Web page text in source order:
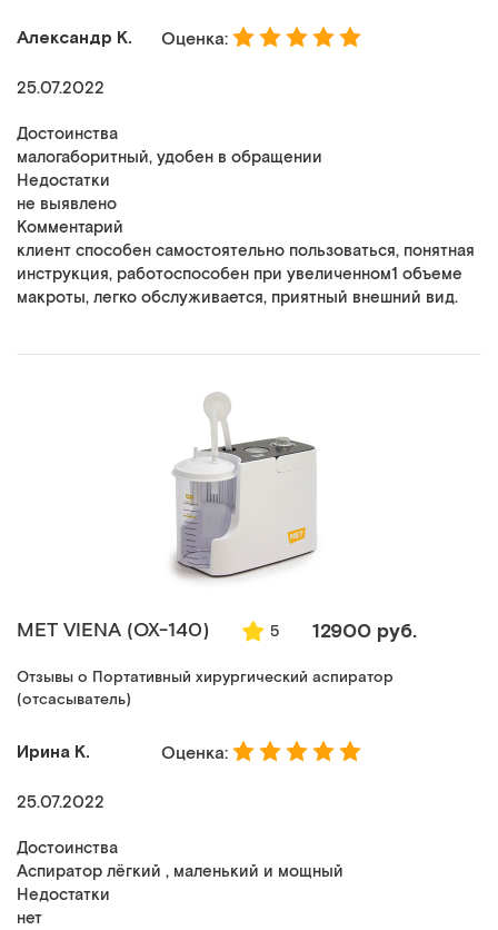
Александр К. Оценка:
25.07.2022
Достоинства
малогаборитный, удобен в обращении
Недостатки
не выявлено
Комментарий
клиент способен самостоятельно пользоваться, понятная
инструкция, работоспособен при увеличенном1 объеме
макроты, легко обслуживается, приятный внешний вид.
MET VIENA (ОХ-140) 5 12900 руб.
Отзывы о Портативный хирургический аспиратор
(отсасыватель)
Ирина К. Оценка:
25.07.2022
Достоинства
Аспиратор лёгкий , маленький и мощный
Недостатки
нет